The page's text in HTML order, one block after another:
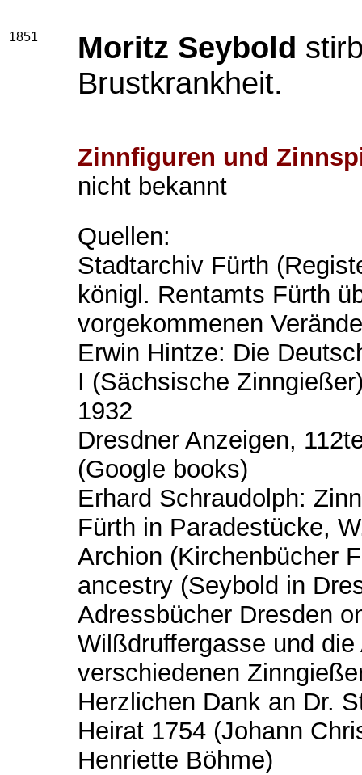
1851 Moritz Seybold
Brustkrankheit.
Zinnfiguren und
nicht bekannt
Quellen:
Stadtarchiv Fürth
königl. Rentamts Fürth
vorgekommenen
Erwin Hintze: Die
I (Sächsische
1932
Dresdner Anzeigen,
(Google books)
Erhard Schraudolph:
Fürth in Paradestücke,
Archion (Kirchenbücher
ancestry (Seybold in
Adressbücher Dresden
Wilßdruffergasse und
verschiedenen
Herzlichen Dank an Dr.
Heirat 1754 (Johann
Henriette Böhme)